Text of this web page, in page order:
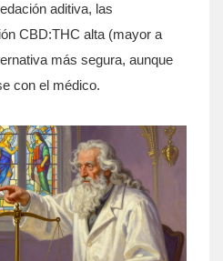
aditiva, las
CBD:THC alta (mayor a
más segura, aunque
con el médico.